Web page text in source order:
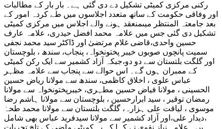
رکنی مرکزی کمیٹی تشکیل دے دی گئی ہے۔ بار بار کے مطالبات
اور وفاقی حکومت کے ساتھ متعدد اجلاسوں میں طے کردہ امور کے
بعد جامعتہ المنتظر میںمنعقد ہونے والے اجلاس میں مرکزی کمیٹی
تشکیل دی گئی جس میں علامہ محمد افضل حیدری، علامہ عارف
حسین واحدی،قاضی غلام مرتضیٰ اور ڈاکٹر سید محمد نجفی
سمیت پانچوں صوبوں خیبر پختونخواہ، پنجاب، سندھ ، بلوچستان
اور گلگت بلتستان سے دو دو،جبکہ آزاد کشمیر سے ایک رکن کمیٹی
کے ممبران ہوں گے۔ اس حوالے سے پنجاب سے علامہ مظہر
عباس علوی ، اخلاق کاظمی، سندھ سے مولانا ریاض حسین
الحسینی ، مولانا فیاض حسین مطہری، خیبرپختونخواہ سے مولانا
رمضان توقیر ، سید ابرارحسین ، بلوچستان سے مولانا ہاشم رضا
موسوی ، لیاقت علی ہزارہ، گلگت بلتستان سے مولانا محمد طحہٰ
،دیدار علی،اور آزاد کشمیر سے مولانا سیدفرید عباس بھی شامل
ہیں۔ علامہ نیاز نقوی نے کہا کہ یہ کمیٹی ماضی کے تلخ تجربات